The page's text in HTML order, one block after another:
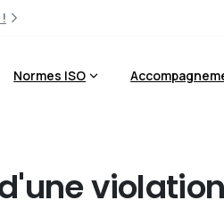
Normes ISO
violation